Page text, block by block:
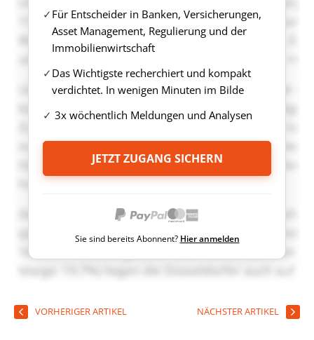
Für Entscheider in Banken, Versicherungen,
Asset Management, Regulierung und der
Immobilienwirtschaft
Das Wichtigste recherchiert und kompakt
verdichtet. In wenigen Minuten im Bilde
3x wöchentlich Meldungen und Analysen
JETZT ZUGANG SICHERN
Sie sind bereits Abonnent? Hier anmelden
VORHERIGER ARTIKEL NÄCHSTER ARTIKEL